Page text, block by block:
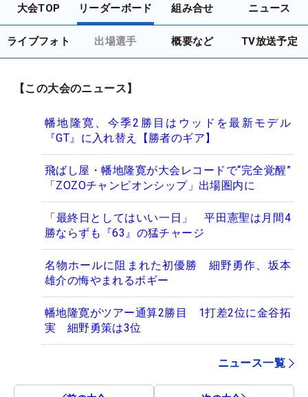
大会TOP リーダーボード 組み合せ ニュース
ライブフォト 出場選手 概要など TV放送予定
【この大会のニュース】
幡地隆寛、今季2勝目はウッドを最新モデル
『GT』に入れ替え【勝者のギア】
飛ばし屋・幡地隆寛が大会レコードで“完全覚醒”
「ZOZOチャンピオンシップ」出場圏内に
「最終日としてはいい一日」 平田憲聖は月間4
勝ならずも『63』の猛チャージ
名物ホールに阻まれた初優勝 細野勇作、坂本
雄介の悔やまれるボギー
幡地隆寛がツアー通算2勝目 1打差2位に金谷拓
実 細野勇策は3位
ニュース一覧